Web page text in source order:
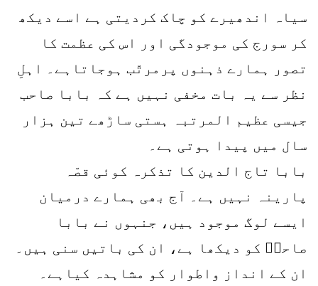
سیاہ اندھیرے کو چاک کردیتی ہے اسے دیکھ
کر سورج کی موجودگی اور اس کی عظمت کا
تصور ہمارے ذہنوں پرمرتّب ہوجاتاہے۔ اہلِ
نظر سے یہ بات مخفی نہیں ہے کہ بابا صاحب
جیسی عظیم المرتبہ ہستی ساڑھے تین ہزار
سال میں پیدا ہوتی ہے۔
بابا تاج الدین کا تذکرہ کوئی قصّہ
پارینہ نہیں ہے۔ آج بھی ہمارے درمیان
ایسے لوگ موجود ہیں، جنہوں نے بابا
صاحبؒ کو دیکھا ہے، ان کی باتیں سنی ہیں۔
ان کے انداز واطوار کو مشاہدہ کیاہے۔